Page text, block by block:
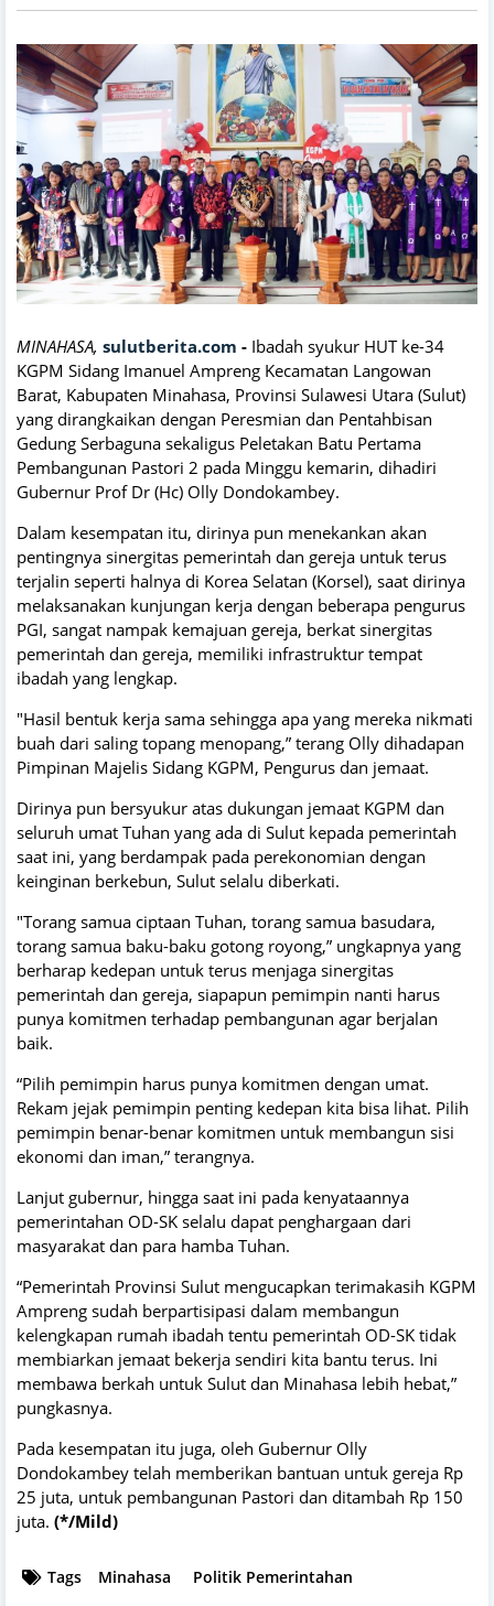
MINAHASA, sulutberita.com - Ibadah syukur HUT ke-34
KGPM Sidang Imanuel Ampreng Kecamatan Langowan
Barat, Kabupaten Minahasa, Provinsi Sulawesi Utara (Sulut)
yang dirangkaikan dengan Peresmian dan Pentahbisan
Gedung Serbaguna sekaligus Peletakan Batu Pertama
Pembangunan Pastori 2 pada Minggu kemarin, dihadiri
Gubernur Prof Dr (Hc) Olly Dondokambey.
Dalam kesempatan itu, dirinya pun menekankan akan
pentingnya sinergitas pemerintah dan gereja untuk terus
terjalin seperti halnya di Korea Selatan (Korsel), saat dirinya
melaksanakan kunjungan kerja dengan beberapa pengurus
PGI, sangat nampak kemajuan gereja, berkat sinergitas
pemerintah dan gereja, memiliki infrastruktur tempat
ibadah yang lengkap.
"Hasil bentuk kerja sama sehingga apa yang mereka nikmati
buah dari saling topang menopang,” terang Olly dihadapan
Pimpinan Majelis Sidang KGPM, Pengurus dan jemaat.
Dirinya pun bersyukur atas dukungan jemaat KGPM dan
seluruh umat Tuhan yang ada di Sulut kepada pemerintah
saat ini, yang berdampak pada perekonomian dengan
keinginan berkebun, Sulut selalu diberkati.
"Torang samua ciptaan Tuhan, torang samua basudara,
torang samua baku-baku gotong royong,” ungkapnya yang
berharap kedepan untuk terus menjaga sinergitas
pemerintah dan gereja, siapapun pemimpin nanti harus
punya komitmen terhadap pembangunan agar berjalan
baik.
“Pilih pemimpin harus punya komitmen dengan umat.
Rekam jejak pemimpin penting kedepan kita bisa lihat. Pilih
pemimpin benar-benar komitmen untuk membangun sisi
ekonomi dan iman,” terangnya.
Lanjut gubernur, hingga saat ini pada kenyataannya
pemerintahan OD-SK selalu dapat penghargaan dari
masyarakat dan para hamba Tuhan.
“Pemerintah Provinsi Sulut mengucapkan terimakasih KGPM
Ampreng sudah berpartisipasi dalam membangun
kelengkapan rumah ibadah tentu pemerintah OD-SK tidak
membiarkan jemaat bekerja sendiri kita bantu terus. Ini
membawa berkah untuk Sulut dan Minahasa lebih hebat,”
pungkasnya.
Pada kesempatan itu juga, oleh Gubernur Olly
Dondokambey telah memberikan bantuan untuk gereja Rp
25 juta, untuk pembangunan Pastori dan ditambah Rp 150
juta. (*/Mild)
Tags Minahasa Politik Pemerintahan